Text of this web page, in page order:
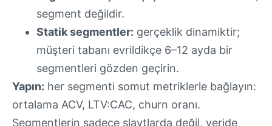
segment değildir.
Statik segmentler: gerçeklik dinamiktir;
müşteri tabanı evrildikçe 6–12 ayda bir
segmentleri gözden geçirin.
Yapın: her segmenti somut metriklerle bağlayın:
ortalama ACV, LTV:CAC, churn oranı.
Segmentlerin sadece slaytlarda değil, veride